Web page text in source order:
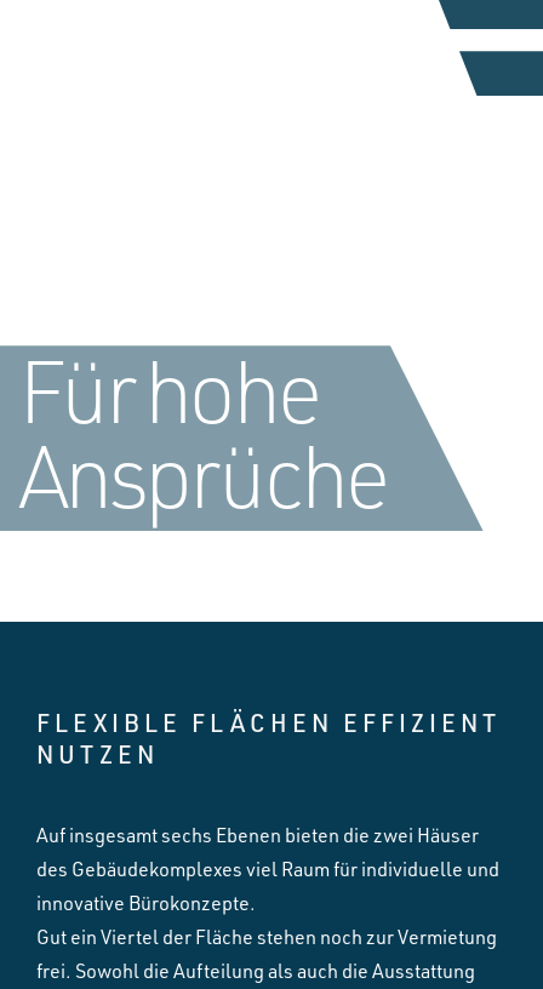
Für hohe
Ansprüche
FLEXIBLE FLÄCHEN EFFIZIENT
NUTZEN
Auf insgesamt sechs Ebenen bieten die zwei Häuser
des Gebäudekomplexes viel Raum für individuelle und
innovative Bürokonzepte.
Gut ein Viertel der Fläche stehen noch zur Vermietung
frei. Sowohl die Aufteilung als auch die Ausstattung